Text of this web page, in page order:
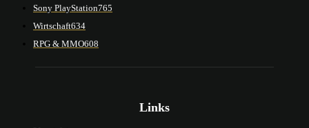
Sony PlayStation765
Wirtschaft634
RPG & MMO608
Links